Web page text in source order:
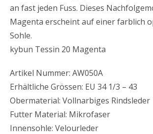
an fast jeden Fuss. Dieses
Magenta erscheint auf einer farblich
Sohle.
kybun Tessin 20 Magenta
Artikel Nummer: AW050A
Erhältliche Grössen: EU 34 1/3 – 43
Obermaterial: Vollnarbiges Rindsleder
Futter Material: Mikrofaser
Innensohle: Velourleder